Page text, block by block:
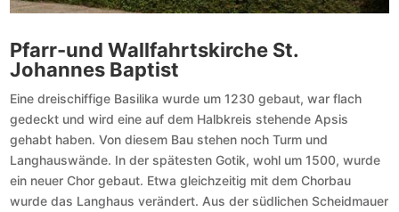
Pfarr-und Wallfahrtskirche St.
Johannes Baptist
Eine dreischiffige Basilika wurde um 1230 gebaut, war flach
gedeckt und wird eine auf dem Halbkreis stehende Apsis
gehabt haben. Von diesem Bau stehen noch Turm und
Langhauswände. In der spätesten Gotik, wohl um 1500, wurde
ein neuer Chor gebaut. Etwa gleichzeitig mit dem Chorbau
wurde das Langhaus verändert. Aus der südlichen Scheidmauer